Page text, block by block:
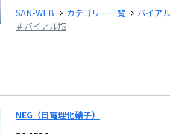
SAN-WEB カテゴリー一覧
バイア
＃バイアル瓶
NEG（日電理化硝子）